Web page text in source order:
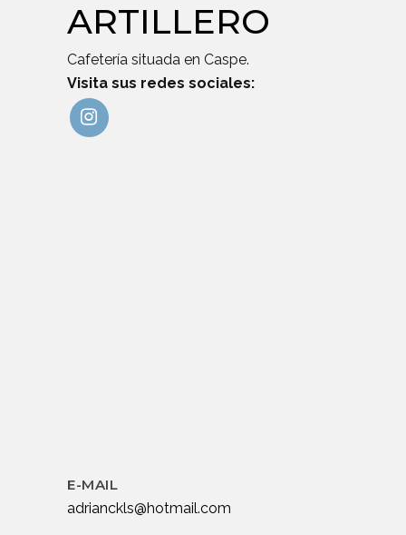
ARTILLERO
Cafetería situada en Caspe.
Visita sus redes sociales:
E-MAIL
adrianckls@hotmail.com